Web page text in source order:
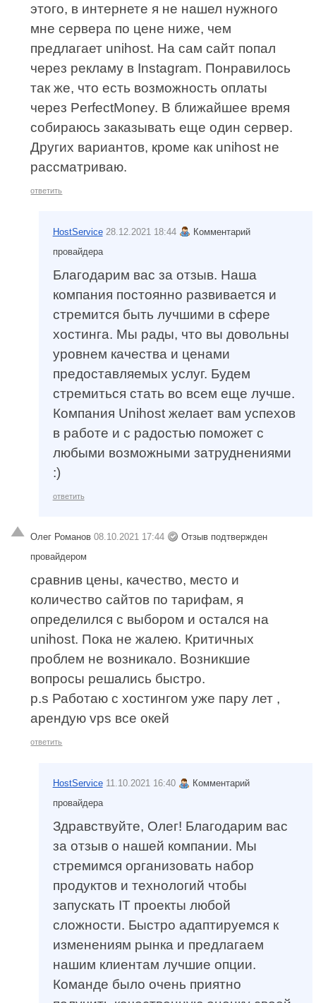
этого, в интернете я не нашел нужного
мне сервера по цене ниже, чем
предлагает unihost. На сам сайт попал
через рекламу в Instagram. Понравилось
так же, что есть возможность оплаты
через PerfectMoney. В ближайшее время
собираюсь заказывать еще один сервер.
Других вариантов, кроме как unihost не
рассматриваю.
ответить
HostService 28.12.2021 18:44
Комментарий
провайдера
Благодарим вас за отзыв. Наша
компания постоянно развивается и
стремится быть лучшими в сфере
хостинга. Мы рады, что вы довольны
уровнем качества и ценами
предоставляемых услуг. Будем
стремиться стать во всем еще лучше.
Компания Unihost желает вам успехов
в работе и с радостью поможет с
любыми возможными затруднениями
:)
ответить
Олег Романов 08.10.2021 17:44
Отзыв подтвержден
провайдером
сравнив цены, качество, место и
количество сайтов по тарифам, я
определился с выбором и остался на
unihost. Пока не жалею. Критичных
проблем не возникало. Возникшие
вопросы решались быстро.
p.s Работаю с хостингом уже пару лет ,
арендую vps все окей
ответить
HostService 11.10.2021 16:40
Комментарий
провайдера
Здравствуйте, Олег! Благодарим вас
за отзыв о нашей компании. Мы
стремимся организовать набор
продуктов и технологий чтобы
запускать IT проекты любой
сложности. Быстро адаптируемся к
изменениям рынка и предлагаем
нашим клиентам лучшие опции.
Команде было очень приятно